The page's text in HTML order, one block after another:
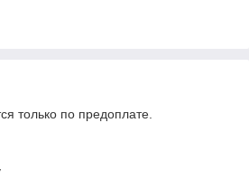
только по предоплате.